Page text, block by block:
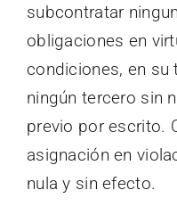
subcontratar
obligaciones en
condiciones, en su
ningún tercero sin
previo por escrito.
asignación en
nula y sin efecto.